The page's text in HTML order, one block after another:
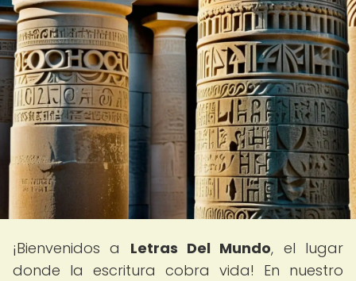
¡Bienvenidos a Letras Del Mundo, el lugar
donde la escritura cobra vida! En nuestro